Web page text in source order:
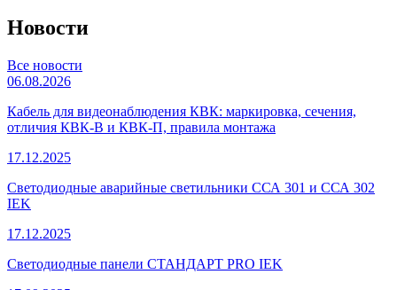
Новости
Все новости
06.08.2026
Кабель для видеонаблюдения КВК: маркировка, сечения,
отличия КВК-В и КВК-П, правила монтажа
17.12.2025
Светодиодные аварийные светильники ССА 301 и ССА 302
IEK
17.12.2025
Светодиодные панели СТАНДАРТ PRO IEK